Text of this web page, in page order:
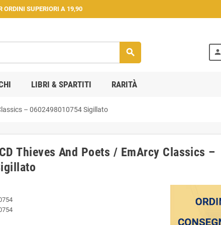
ORDINI SUPERIORI A 19,90
search person
LIBRI & SPARTITI RARITÀ
– 0602498010754 Sigillato
Thieves And Poets / EmArcy Classics –